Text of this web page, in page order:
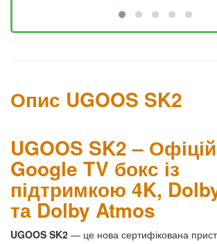
Опис UGOOS SK2
UGOOS SK2 –
Google TV бокс із
підтримкою 4K,
та Dolby Atmos
UGOOS SK2 — це нова сертифікована